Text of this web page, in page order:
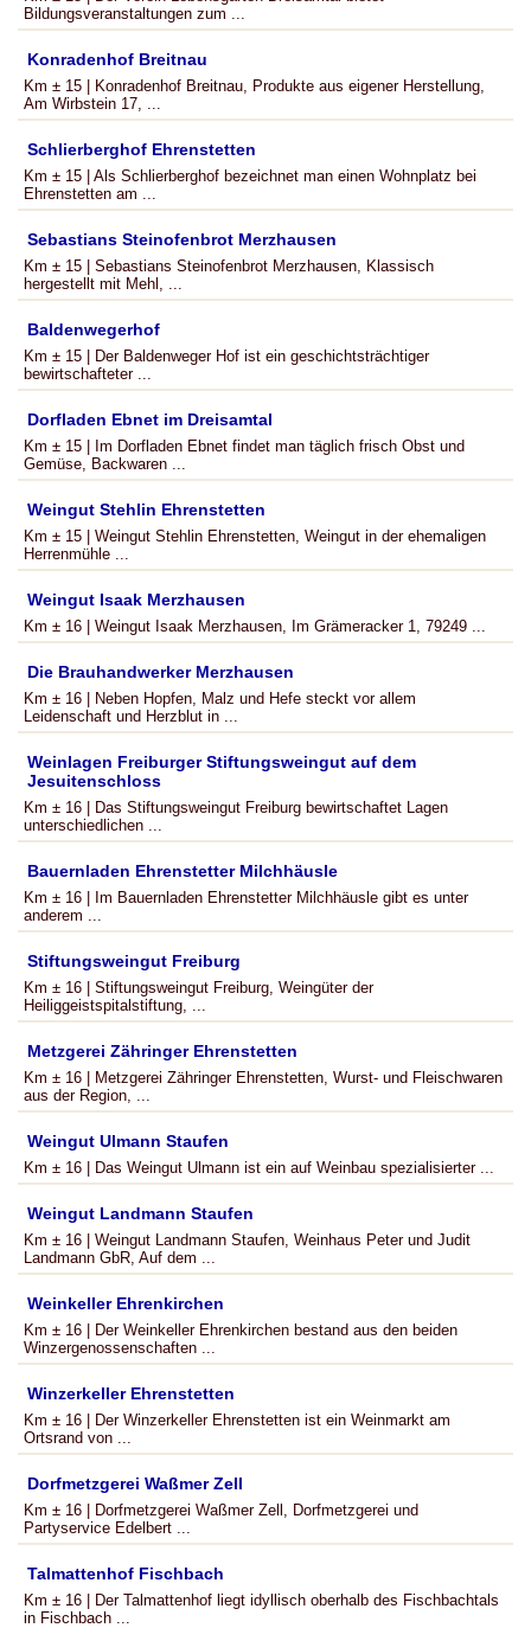
Bildungsveranstaltungen zum ...
Konradenhof Breitnau
Km ± 15 | Konradenhof Breitnau, Produkte aus eigener Herstellung,
Am Wirbstein 17, ...
Schlierberghof Ehrenstetten
Km ± 15 | Als Schlierberghof bezeichnet man einen Wohnplatz bei
Ehrenstetten am ...
Sebastians Steinofenbrot Merzhausen
Km ± 15 | Sebastians Steinofenbrot Merzhausen, Klassisch
hergestellt mit Mehl, ...
Baldenwegerhof
Km ± 15 | Der Baldenweger Hof ist ein geschichtsträchtiger
bewirtschafteter ...
Dorfladen Ebnet im Dreisamtal
Km ± 15 | Im Dorfladen Ebnet findet man täglich frisch Obst und
Gemüse, Backwaren ...
Weingut Stehlin Ehrenstetten
Km ± 15 | Weingut Stehlin Ehrenstetten, Weingut in der ehemaligen
Herrenmühle ...
Weingut Isaak Merzhausen
Km ± 16 | Weingut Isaak Merzhausen, Im Grämeracker 1, 79249 ...
Die Brauhandwerker Merzhausen
Km ± 16 | Neben Hopfen, Malz und Hefe steckt vor allem
Leidenschaft und Herzblut in ...
Weinlagen Freiburger Stiftungsweingut auf dem
Jesuitenschloss
Km ± 16 | Das Stiftungsweingut Freiburg bewirtschaftet Lagen
unterschiedlichen ...
Bauernladen Ehrenstetter Milchhäusle
Km ± 16 | Im Bauernladen Ehrenstetter Milchhäusle gibt es unter
anderem ...
Stiftungsweingut Freiburg
Km ± 16 | Stiftungsweingut Freiburg, Weingüter der
Heiliggeistspitalstiftung, ...
Metzgerei Zähringer Ehrenstetten
Km ± 16 | Metzgerei Zähringer Ehrenstetten, Wurst- und Fleischwaren
aus der Region, ...
Weingut Ulmann Staufen
Km ± 16 | Das Weingut Ulmann ist ein auf Weinbau spezialisierter ...
Weingut Landmann Staufen
Km ± 16 | Weingut Landmann Staufen, Weinhaus Peter und Judit
Landmann GbR, Auf dem ...
Weinkeller Ehrenkirchen
Km ± 16 | Der Weinkeller Ehrenkirchen bestand aus den beiden
Winzergenossenschaften ...
Winzerkeller Ehrenstetten
Km ± 16 | Der Winzerkeller Ehrenstetten ist ein Weinmarkt am
Ortsrand von ...
Dorfmetzgerei Waßmer Zell
Km ± 16 | Dorfmetzgerei Waßmer Zell, Dorfmetzgerei und
Partyservice Edelbert ...
Talmattenhof Fischbach
Km ± 16 | Der Talmattenhof liegt idyllisch oberhalb des Fischbachtals
in Fischbach ...